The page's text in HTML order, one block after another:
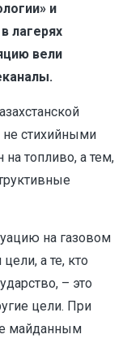
и
лагерях
вели
не стихийными
топливо, а тем,
на газовом
а те, кто
– это
цели. При
майданным